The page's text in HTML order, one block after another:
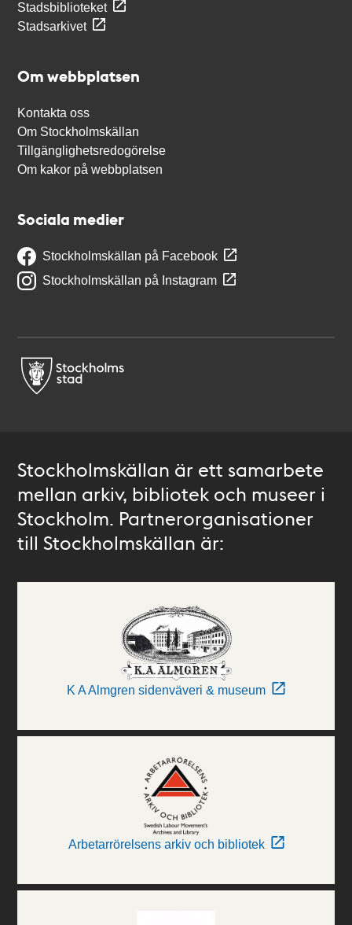
Stadsbiblioteket
Stadsarkivet
Om webbplatsen
Kontakta oss
Om Stockholmskällan
Tillgänglighetsredogörelse
Om kakor på webbplatsen
Sociala medier
Stockholmskällan på Facebook
Stockholmskällan på Instagram
Stockholmskällan är ett samarbete
mellan arkiv, bibliotek och museer i
Stockholm. Partnerorganisationer
till Stockholmskällan är:
K A Almgren sidenväveri & museum
Arbetarrörelsens arkiv och bibliotek